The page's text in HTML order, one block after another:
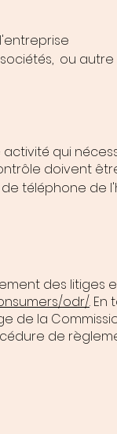
ou
qui
doivent
téléphone de
des litiges
odr/. En
de la
de